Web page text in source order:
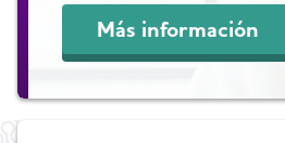
Más información